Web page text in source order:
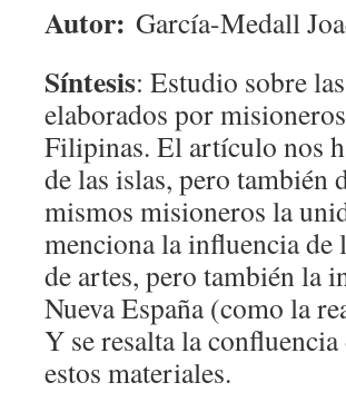
Autor: García-Medall
Síntesis: Estudio sobre
elaborados por
Filipinas. El artículo nos
de las islas, pero también
mismos misioneros la
menciona la influencia de
de artes, pero también la
Nueva España (como la
Y se resalta la
estos materiales.